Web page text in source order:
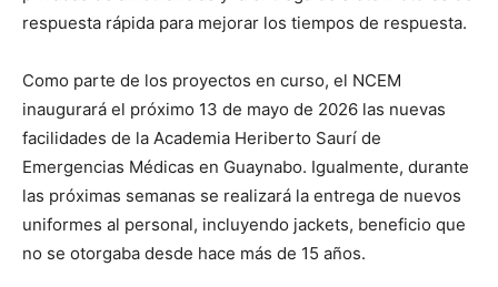
respuesta rápida para mejorar los tiempos de respuesta.
Como parte de los proyectos en curso, el NCEM
inaugurará el próximo 13 de mayo de 2026 las nuevas
facilidades de la Academia Heriberto Saurí de
Emergencias Médicas en Guaynabo. Igualmente, durante
las próximas semanas se realizará la entrega de nuevos
uniformes al personal, incluyendo jackets, beneficio que
no se otorgaba desde hace más de 15 años.